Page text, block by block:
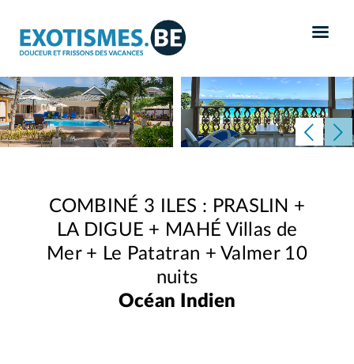
COMBINÉ 3 ILES : PRASLIN +
LA DIGUE + MAHÉ Villas de
Mer + Le Patatran + Valmer 10
nuits
Océan Indien